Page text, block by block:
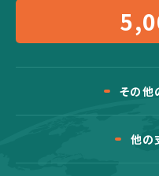
その他
他の